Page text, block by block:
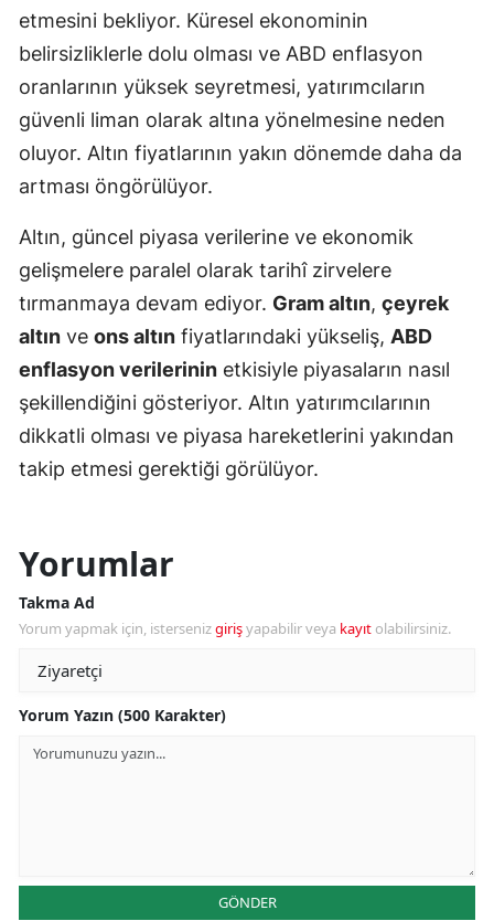
etmesini bekliyor. Küresel ekonominin
belirsizliklerle dolu olması ve ABD enflasyon
oranlarının yüksek seyretmesi, yatırımcıların
güvenli liman olarak altına yönelmesine neden
oluyor. Altın fiyatlarının yakın dönemde daha da
artması öngörülüyor.
Altın, güncel piyasa verilerine ve ekonomik
gelişmelere paralel olarak tarihî zirvelere
tırmanmaya devam ediyor. Gram altın, çeyrek
altın ve ons altın fiyatlarındaki yükseliş, ABD
enflasyon verilerinin etkisiyle piyasaların nasıl
şekillendiğini gösteriyor. Altın yatırımcılarının
dikkatli olması ve piyasa hareketlerini yakından
takip etmesi gerektiği görülüyor.
Yorumlar
Takma Ad
Yorum yapmak için, istersenizgirişyapabilir veya kayıt olabilirsiniz.
Yorum Yazın (500 Karakter)
GÖNDER